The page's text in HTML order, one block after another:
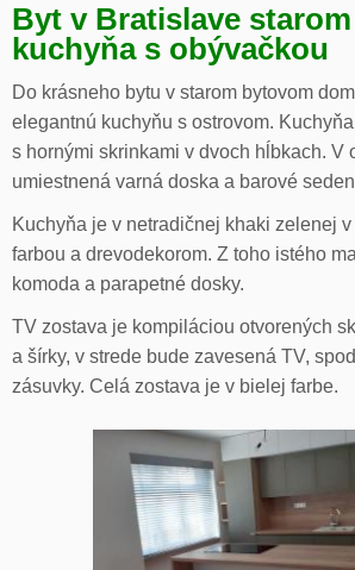
Byt v Bratislave
kuchyňa s obývačkou
Do krásneho bytu v starom bytovom
elegantnú kuchyňu s ostrovom.
s hornými skrinkami v dvoch hĺbkach. V
umiestnená varná doska a barové
Kuchyňa je v netradičnej khaki zelenej
farbou a drevodekorom. Z toho istého
komoda a parapetné dosky.
TV zostava je kompiláciou otvorených
a šírky, v strede bude zavesená TV,
zásuvky. Celá zostava je v bielej farbe.